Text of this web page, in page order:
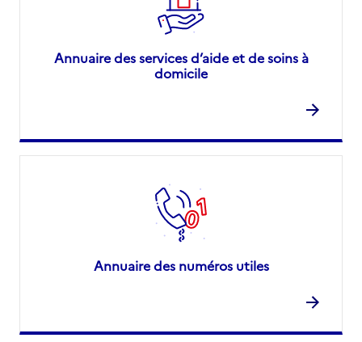
Annuaire des services d’aide et de soins à
domicile
Annuaire des numéros utiles